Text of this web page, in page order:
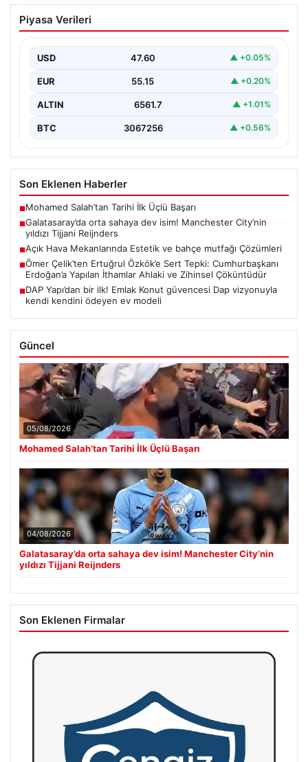
Galatasaray’da orta sahaya dev isim!
Manchester City’nin yıldızı Tijjani
Piyasa Verileri
USD 47.60 ▲ +0.05%
EUR 55.15 ▲ +0.20%
ALTIN 6561.7 ▲ +1.01%
BTC 3067256 ▲ +0.56%
Son Eklenen Haberler
■Mohamed Salah’tan Tarihi İlk Üçlü Başarı
■Galatasaray’da orta sahaya dev isim! Manchester City’nin
yıldızı Tijjani Reijnders
■Açık Hava Mekanlarında Estetik ve bahçe mutfağı Çözümleri
■Ömer Çelik’ten Ertuğrul Özkök’e Sert Tepki: Cumhurbaşkanı
Erdoğan’a Yapılan İthamlar Ahlaki ve Zihinsel Çöküntüdür
■DAP Yapı’dan bir ilk! Emlak Konut güvencesi Dap vizyonuyla
kendi kendini ödeyen ev modeli
Güncel
05/08/2026
Mohamed Salah’tan Tarihi İlk Üçlü Başarı
04/08/2026
Galatasaray’da orta sahaya dev isim! Manchester City’nin
yıldızı Tijjani Reijnders
Son Eklenen Firmalar